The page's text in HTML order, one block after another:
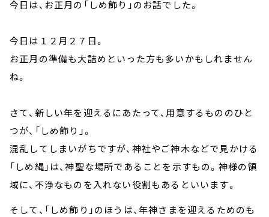
今日は、お正月の「しめ飾り」のお話でした。
今日は１２月２７日。
お正月の準備も大詰めといった方も多いかもしれません
ね。
さて、新しい年を迎えるにあたって、用意するもののひと
つが、「しめ飾り」。
混乱してしまいがちですが、神社やご神木などで見かける
「しめ縄」は、神聖な場所であることを示すもの。神様の領
域に、不浄なものを入れない役割もあるといいます。
そして、「しめ飾り」のほうは、年神さまを迎えるためのも